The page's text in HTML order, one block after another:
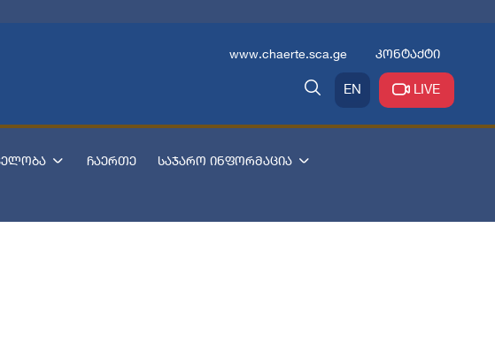
www.chaerte.sca.ge კონტაქტი
EN LIVE
ჩაერთე საჯარო ინფორმაცია